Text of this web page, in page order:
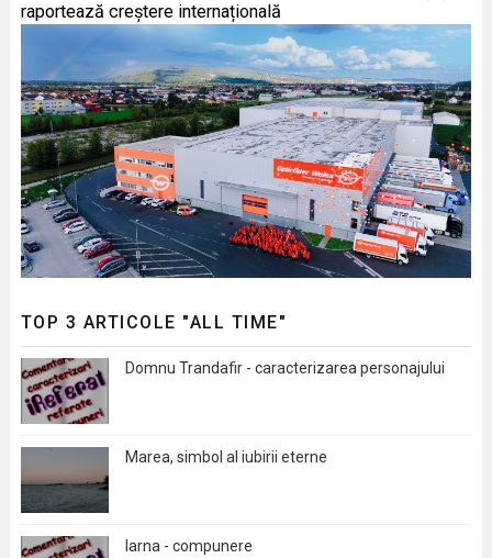
raportează creștere internațională
TOP 3 ARTICOLE "ALL TIME"
Domnu Trandafir - caracterizarea personajului
Marea, simbol al iubirii eterne
Iarna - compunere